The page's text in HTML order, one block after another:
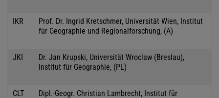
IKR
Prof. Dr. Ingrid Kretschmer, Universität Wien, Institut
für Geographie und Regionalforschung, (A)
JKI
Dr. Jan Krupski, Universität Wroclaw (Breslau),
Institut für Geographie, (PL)
CLT
Dipl.-Geogr. Christian Lambrecht, Institut für